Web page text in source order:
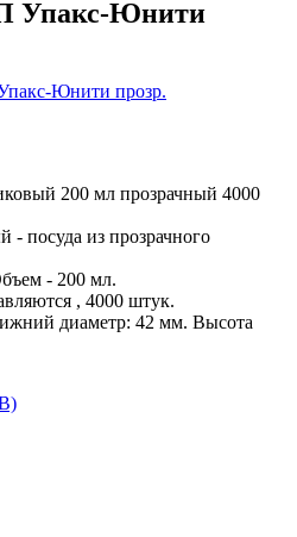
Упакс-Юнити
200 мл прозрачный 4000
- посуда из прозрачного
- 200 мл.
, 4000 штук.
диаметр: 42 мм. Высота